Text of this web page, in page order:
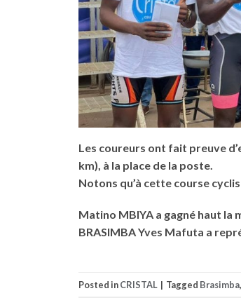
Les coureurs ont fait preuve
km), à la place de la poste.
Notons qu’à cette course
Matino MBIYA a gagné haut la
BRASIMBA Yves Mafuta a
Posted inCRISTAL | Tagged Brasimba,